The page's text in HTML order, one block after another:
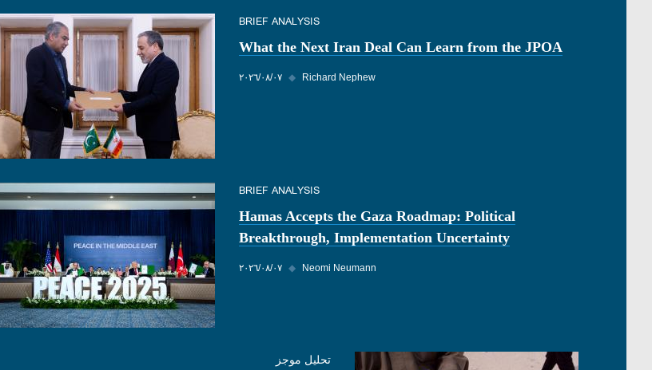
BRIEF ANALYSIS
What the Next Iran Deal Can Learn from the JPOA
٠٧‏/٠٨‏/٢٠٢٦ ◆ Richard Nephew
BRIEF ANALYSIS
Hamas Accepts the Gaza Roadmap: Political
Breakthrough, Implementation Uncertainty
٠٧‏/٠٨‏/٢٠٢٦ ◆ Neomi Neumann
تحليل موجز